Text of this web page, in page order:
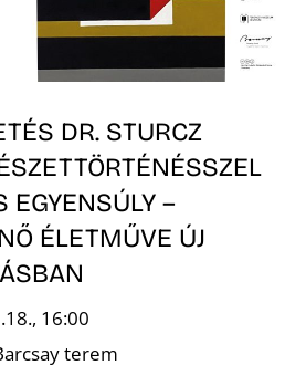
DR. STURCZ
EGYENSÚLY –
ÉLETMŰVE ÚJ
16:00
terem